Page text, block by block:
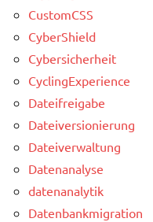
CustomCSS
CyberShield
Cybersicherheit
CyclingExperience
Dateifreigabe
Dateiversionierung
Dateiverwaltung
Datenanalyse
datenanalytik
Datenbankmigration